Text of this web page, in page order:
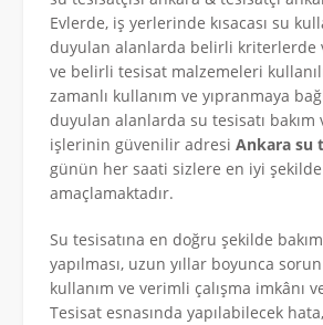
Evlerde, iş yerlerinde kısacası su
duyulan alanlarda belirli kriterlerde
ve belirli tesisat malzemeleri
zamanlı kullanım ve yıpranmaya
duyulan alanlarda su tesisatı bakım
işlerinin güvenilir adresi Ankara su
günün her saati sizlere en iyi
amaçlamaktadır.
Su tesisatına en doğru şekilde
yapılması, uzun yıllar boyunca
kullanım ve verimli çalışma imkânı
Tesisat esnasında yapılabilecek